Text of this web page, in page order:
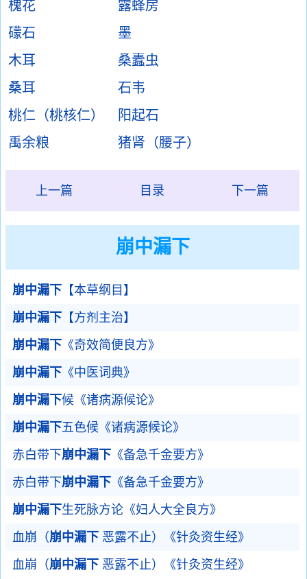
槐花
露蜂房
礞石
墨
木耳
桑蠹虫
桑耳
石韦
桃仁（桃核仁）
阳起石
禹余粮
猪肾（腰子）
上一篇 目录 下一篇
崩中漏下
崩中漏下 【本草纲目】
崩中漏下 【方剂主治】
崩中漏下 《奇效简便良方》
崩中漏下 《中医词典》
崩中漏下候《诸病源候论》
崩中漏下五色候《诸病源候论》
赤白带下崩中漏下 《备急千金要方》
赤白带下崩中漏下 《备急千金要方》
崩中漏下生死脉方论《妇人大全良方》
血崩（崩中漏下 恶露不止）《针灸资生经》
血崩（崩中漏下 恶露不止）《针灸资生经》